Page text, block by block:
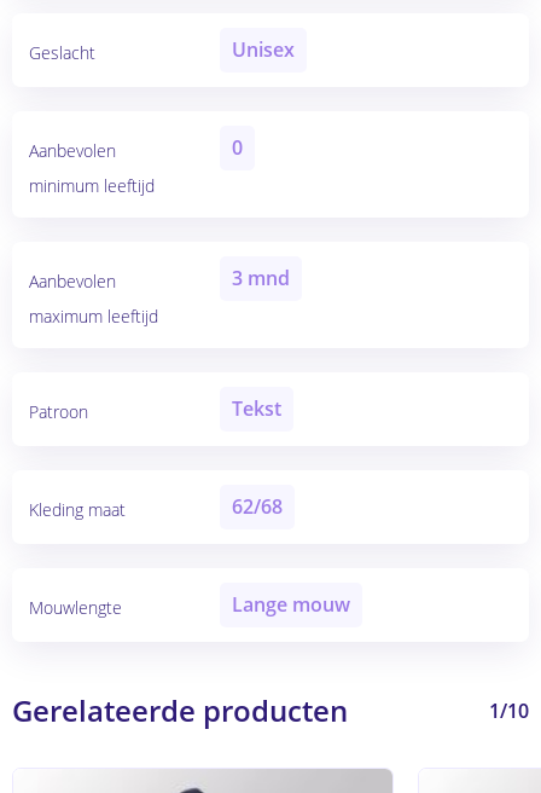
Geslacht Unisex
Aanbevolen
minimum leeftijd
0
Aanbevolen
maximum leeftijd
3 mnd
Patroon Tekst
Kleding maat 62/68
Mouwlengte Lange mouw
Gerelateerde producten 1/10